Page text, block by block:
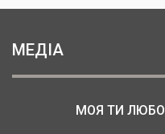
МЕДІА
МОЯ ТИ ЛЮБО